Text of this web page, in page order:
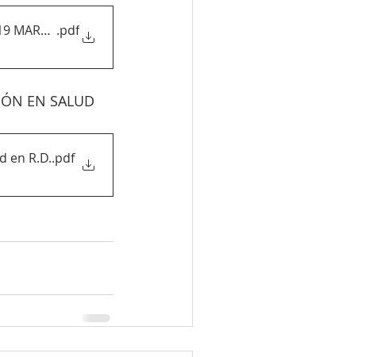
MARZO DICIEMBRE 2020
.pdf
EN SALUD
en R.D..pdf